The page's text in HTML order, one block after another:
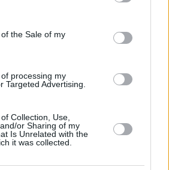
to Google and its third-party tags to
specified purposes in below Google
the Sale of my
processing my
Targeted Advertising.
Collection, Use,
or Sharing of my
Is Unrelated with the
it was collected.
έχουν διανεμηθεί
καιχημικές
Αγοραστό, περίπου 250
ότι θα φιλοξενήσουν
έχουν στηθεί στο